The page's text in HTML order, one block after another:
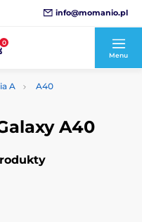
info@momanio.pl
0
Menu
A
A40
A40